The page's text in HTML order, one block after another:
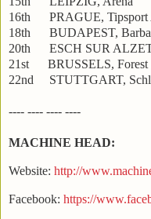
16th PRAGUE, Tipsport
18th BUDAPEST, Barba
20th ESCH SUR
21st BRUSSELS, Forest
22nd STUTTGART,
---- ---- ---- ----
MACHINE HEAD:
Website: http://
Facebook: https://